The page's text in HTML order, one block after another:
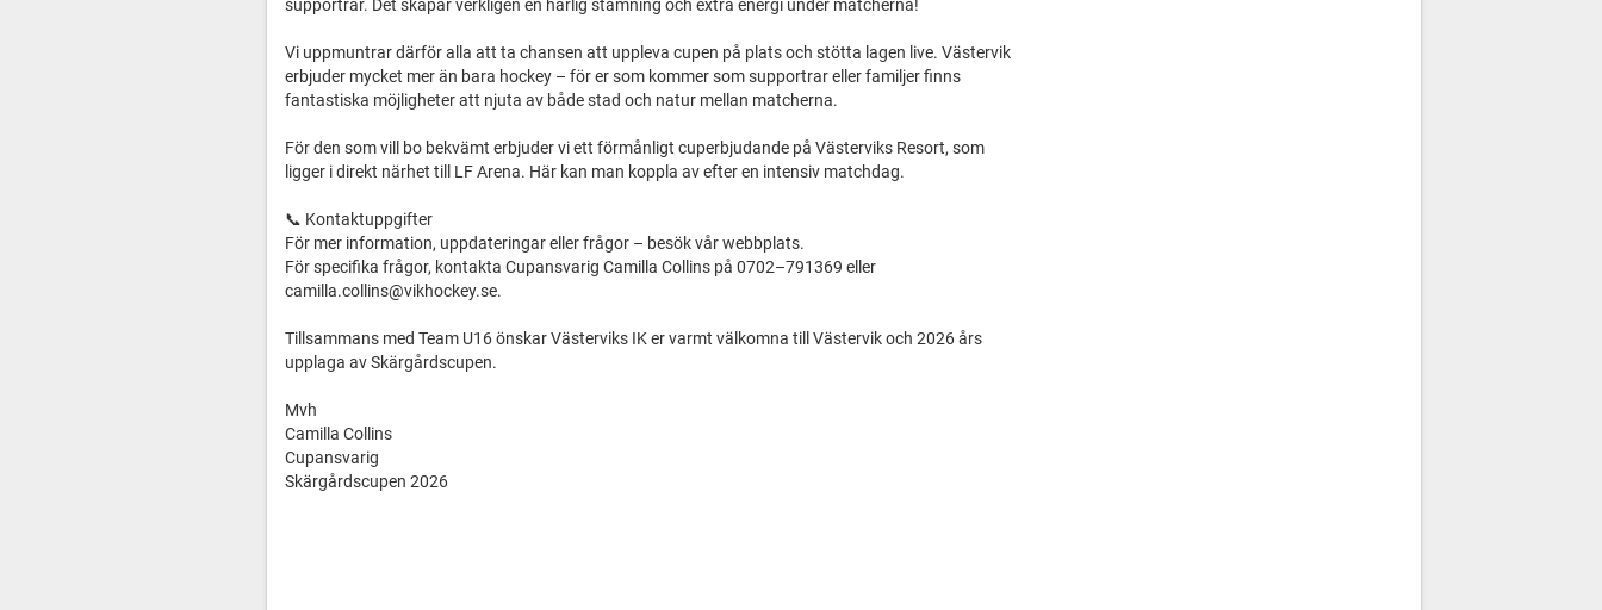
supportrar. Det skapar verkligen en härlig stämning och extra energi under matcherna!
Vi uppmuntrar därför alla att ta chansen att uppleva cupen på plats och stötta lagen live. Västervik
erbjuder mycket mer än bara hockey – för er som kommer som supportrar eller familjer finns
fantastiska möjligheter att njuta av både stad och natur mellan matcherna.
För den som vill bo bekvämt erbjuder vi ett förmånligt cuperbjudande på Västerviks Resort, som
ligger i direkt närhet till LF Arena. Här kan man koppla av efter en intensiv matchdag.
📞 Kontaktuppgifter
För mer information, uppdateringar eller frågor – besök vår webbplats.
För specifika frågor, kontakta Cupansvarig Camilla Collins på 0702–791369 eller
camilla.collins@vikhockey.se.
Tillsammans med Team U16 önskar Västerviks IK er varmt välkomna till Västervik och 2026 års
upplaga av Skärgårdscupen.
Mvh
Camilla Collins
Cupansvarig
Skärgårdscupen 2026